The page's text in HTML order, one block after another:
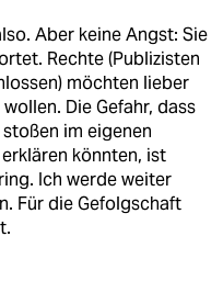
Aber keine Angst: Sie
Rechte (Publizisten
möchten lieber
Die Gefahr, dass
im eigenen
könnten, ist
Ich werde weiter
Für die Gefolgschaft